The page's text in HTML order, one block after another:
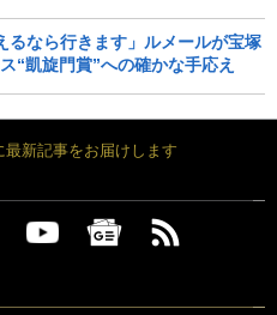
るなら行きます」ルメールが宝塚
“凱旋門賞”への確かな手応え
新記事をお届けします